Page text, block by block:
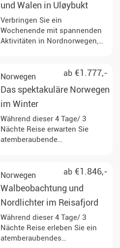
und Walen in Uløybukt
Verbringen Sie ein
Wochenende mit spannenden
Aktivitäten in Nordnorwegen,
ab €1.777,-
Norwegen
Das spektakuläre Norwegen
im Winter
Während dieser 4 Tage/ 3
Nächte Reise erwarten Sie
atemberaubende
ab €1.846,-
Norwegen
Walbeobachtung und
Nordlichter im Reisafjord
Während dieser 4 Tage/ 3
Nächte Reise erleben Sie ein
atemberaubendes